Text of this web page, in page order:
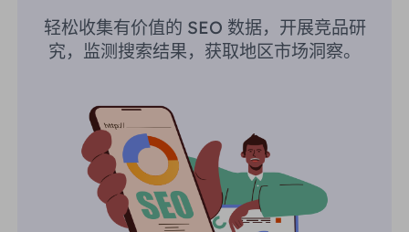
轻松收集有价值的 SEO 数据，开展竞品研
究，监测搜索结果，获取地区市场洞察。